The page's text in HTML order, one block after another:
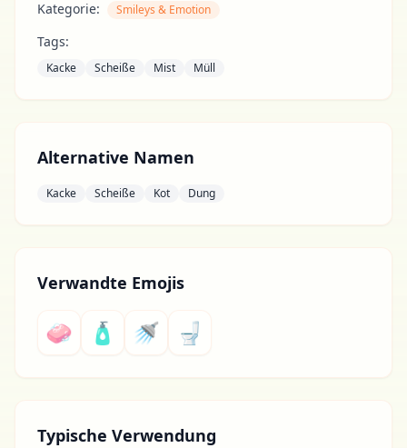
Kategorie: Smileys & Emotion
Tags:
Kacke Scheiße Mist Müll
Alternative Namen
Kacke Scheiße Kot Dung
Verwandte Emojis
🧼 🧴 🚿 🚽
Typische Verwendung